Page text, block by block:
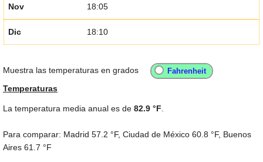
Nov 18:05
Dic 18:10
Muestra las temperaturas en grados
Temperaturas
La temperatura media anual es de 82.9 °F
Para comparar: Madrid 57.2 °F, Ciudad de México 60.8 °F, Buenos
Aires 61.7 °F